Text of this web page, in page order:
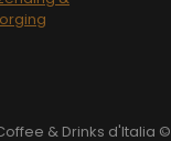
& Drinks d'Italia ©